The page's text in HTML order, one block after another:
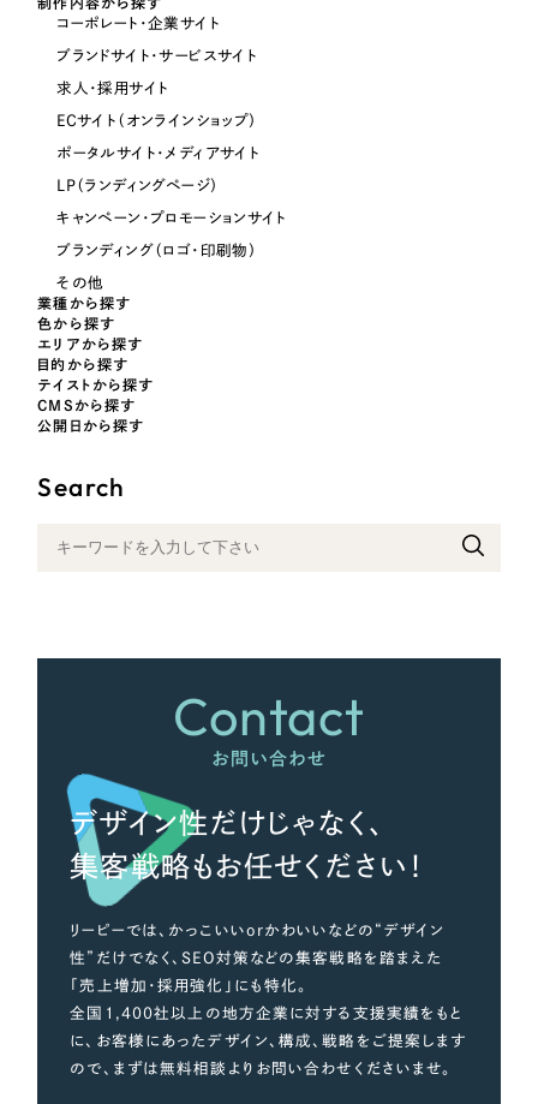
オレンジ・橙色
パープル・紫色
ピンク・桃色
カラフル・多色
その他
コーポレート・企業サイト
ブランドサイト・サービスサイト
求人・採用サイト
ECサイト（オンラインショップ）
ポータルサイト・メディアサイト
LP（ランディングページ）
キャンペーン・プロモーションサイト
ブランディング（ロゴ・印刷物）
その他
業種から探す
色から探す
エリアから探す
目的から探す
テイストから探す
CMSから探す
公開日から探す
Search
Contact
お問い合わせ
デザイン性だけじゃなく、
集客戦略もお任せください！
リーピーでは、かっこいいorかわいいなどの“デザイン
性”だけでなく、SEO対策などの集客戦略を踏まえた
「売上増加・採用強化」にも特化。
全国1,400社以上の地方企業に対する支援実績をもと
に、お客様にあったデザイン、構成、戦略をご提案します
ので、まずは無料相談よりお問い合わせくださいませ。